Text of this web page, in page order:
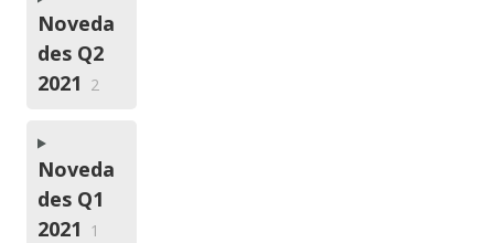
Noveda
des Q2
2021 2
Noveda
des Q1
2021 1